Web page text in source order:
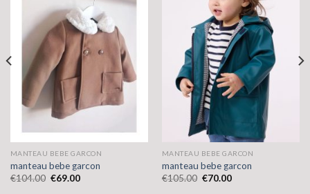
MANTEAU BEBE GARCON
manteau bebe garcon
€104.00 €69.00
MANTEAU BEBE GARCON
manteau bebe garcon
€105.00 €70.00